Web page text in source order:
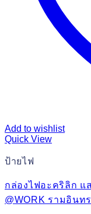
Add to wishlist
Quick View
ป้ายไฟ
กล่องไฟอะคริลิก แ
@WORK รามอินท